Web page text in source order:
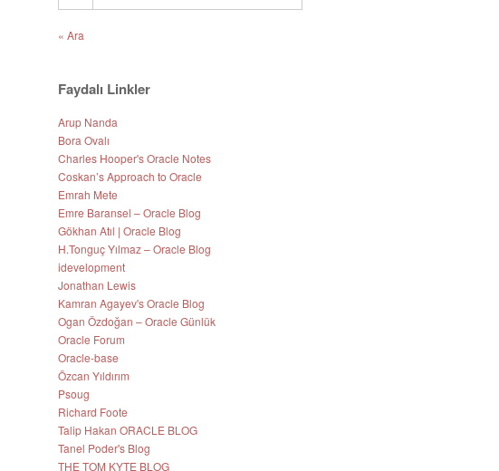
« Ara
Faydalı Linkler
Arup Nanda
Bora Ovalı
Charles Hooper's Oracle Notes
Coskan’s Approach to Oracle
Emrah Mete
Emre Baransel – Oracle Blog
Gökhan Atıl | Oracle Blog
H.Tonguç Yılmaz – Oracle Blog
idevelopment
Jonathan Lewis
Kamran Agayev's Oracle Blog
Ogan Özdoğan – Oracle Günlük
Oracle Forum
Oracle-base
Özcan Yıldırım
Psoug
Richard Foote
Talip Hakan ORACLE BLOG
Tanel Poder's Blog
THE TOM KYTE BLOG